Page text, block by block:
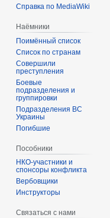
Справка по MediaWiki
Наёмники
Поимённый список
Список по странам
Совершили
преступления
Боевые
подразделения и
группировки
Подразделения ВС
Украины
Погибшие
Пособники
спонсоры конфликта
‏‎Вербовщики
Инструкторы
Связаться с нами